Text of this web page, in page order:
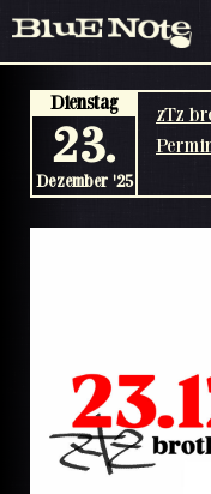
zTz
Dienstag
23.
Dezember '25